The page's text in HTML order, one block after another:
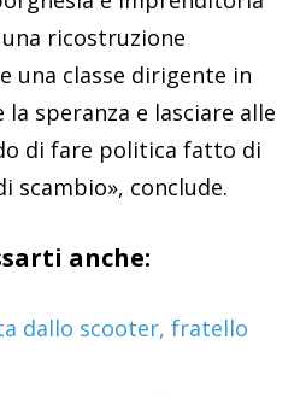
ricostruzione
una classe dirigente in
speranza e lasciare alle
di fare politica fatto di
scambio», conclude.
anche:
dallo scooter, fratello